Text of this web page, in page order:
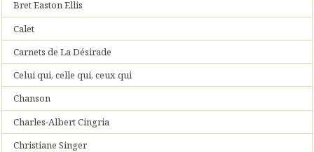
Bret Easton Ellis
Calet
Carnets de La Désirade
Celui qui, celle qui, ceux qui
Chanson
Charles-Albert Cingria
Christiane Singer